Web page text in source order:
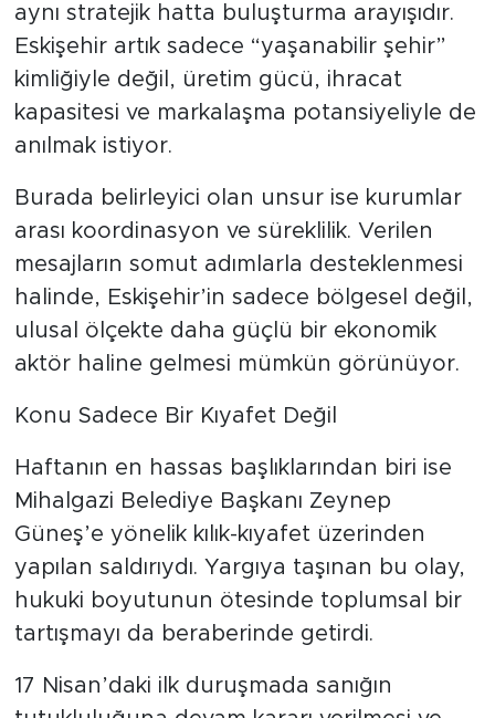
aynı stratejik hatta buluşturma arayışıdır.
Eskişehir artık sadece “yaşanabilir şehir”
kimliğiyle değil, üretim gücü, ihracat
kapasitesi ve markalaşma potansiyeliyle de
anılmak istiyor.
Burada belirleyici olan unsur ise kurumlar
arası koordinasyon ve süreklilik. Verilen
mesajların somut adımlarla desteklenmesi
halinde, Eskişehir’in sadece bölgesel değil,
ulusal ölçekte daha güçlü bir ekonomik
aktör haline gelmesi mümkün görünüyor.
Konu Sadece Bir Kıyafet Değil
Haftanın en hassas başlıklarından biri ise
Mihalgazi Belediye Başkanı Zeynep
Güneş’e yönelik kılık-kıyafet üzerinden
yapılan saldırıydı. Yargıya taşınan bu olay,
hukuki boyutunun ötesinde toplumsal bir
tartışmayı da beraberinde getirdi.
17 Nisan’daki ilk duruşmada sanığın